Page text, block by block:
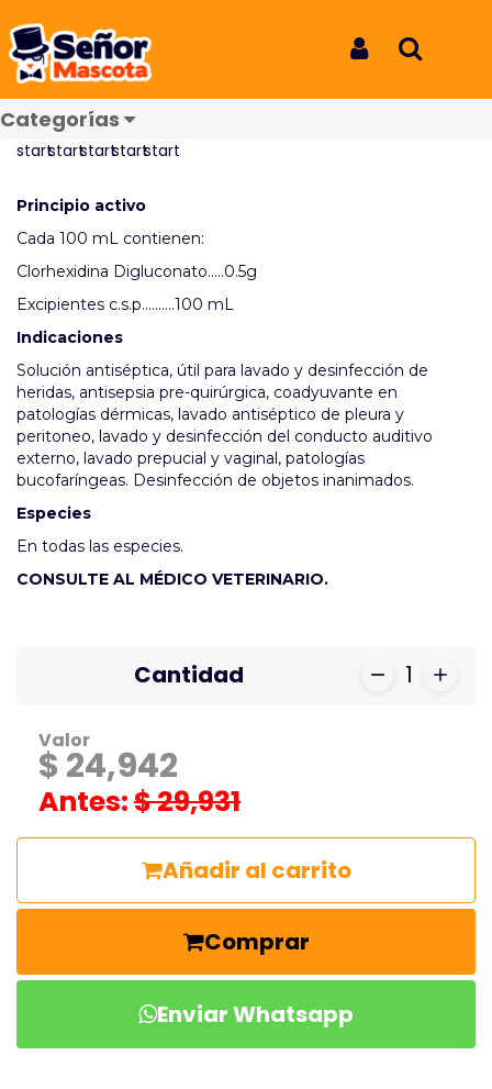
Categorías
Clorhexin Spray 120ml
Principio activo
Cada 100 mL contienen:
Clorhexidina Digluconato.....0.5g
Excipientes c.s.p..........100 mL
Indicaciones
Solución antiséptica, útil para lavado y desinfección de
heridas, antisepsia pre-quirúrgica, coadyuvante en
patologías dérmicas, lavado antiséptico de pleura y
peritoneo, lavado y desinfección del conducto auditivo
externo, lavado prepucial y vaginal, patologías
bucofaríngeas. Desinfección de objetos inanimados.
Especies
En todas las especies.
CONSULTE AL MÉDICO VETERINARIO.
Cantidad 1
Valor
$ 24,942
Antes:$ 29,931
Añadir al carrito
Comprar
Enviar Whatsapp